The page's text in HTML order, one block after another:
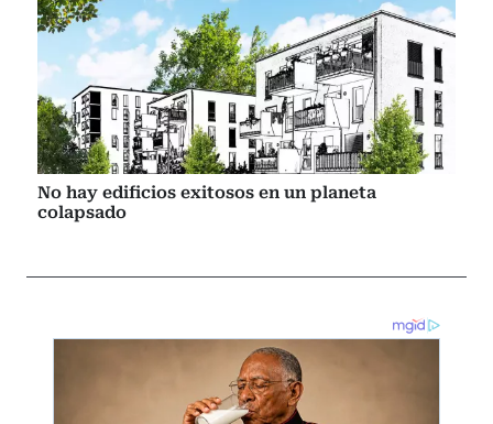
No hay edificios exitosos en un planeta
colapsado